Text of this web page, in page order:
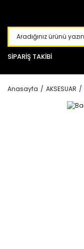
SİPARİŞ TAKİBİ
Anasayfa AKSESUAR